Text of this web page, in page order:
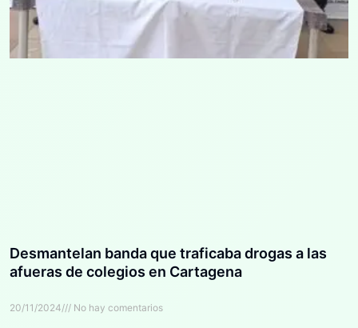
Desmantelan banda que traficaba drogas a las
afueras de colegios en Cartagena
20/11/2024 No hay comentarios